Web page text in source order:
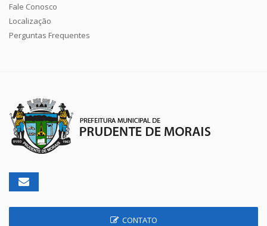
Fale Conosco
Localização
Perguntas Frequentes
CONTATO